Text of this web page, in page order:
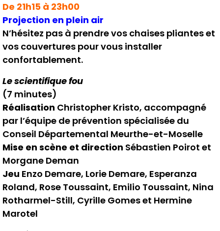
De 21h15 à 23h00
Projection en plein air
N’hésitez pas à prendre vos chaises pliantes et
vos couvertures pour vous installer
confortablement.
Le scientifique fou
(7 minutes)
Réalisation Christopher Kristo, accompagné
par l’équipe de prévention spécialisée du
Conseil Départemental Meurthe-et-Moselle
Mise en scène et direction Sébastien Poirot et
Morgane Deman
Jeu Enzo Demare, Lorie Demare, Esperanza
Roland, Rose Toussaint, Emilio Toussaint, Nina
Rotharmel-Still, Cyrille Gomes et Hermine
Marotel